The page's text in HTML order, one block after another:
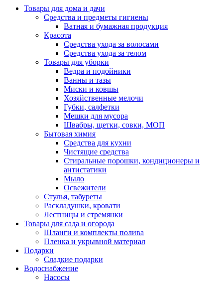
Товары для дома и дачи
Средства и предметы гигиены
Ватная и бумажная продукция
Красота
Средства ухода за волосами
Средства ухода за телом
Товары для уборки
Ведра и подойники
Ванны и тазы
Миски и ковшы
Хозяйственные мелочи
Губки, салфетки
Мешки для мусора
Швабры, щетки, совки, МОП
Бытовая химия
Средства для кухни
Чистящие средства
Стиральные порошки, кондиционеры и
антистатики
Мыло
Освежители
Стулья, табуреты
Раскладушки, кровати
Лестницы и стремянки
Товары для сада и огорода
Шланги и комплекты полива
Пленка и укрывной материал
Подарки
Cладкие подарки
Водоснабжение
Насосы